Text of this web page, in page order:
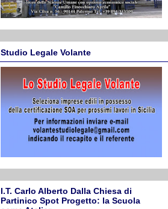
Studio Legale Volante
I.T. Carlo Alberto Dalla Chiesa di
Partinico Spot Progetto: la Scuola